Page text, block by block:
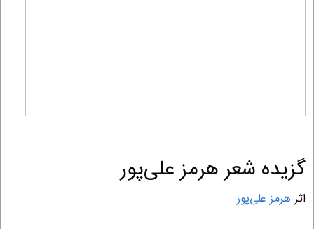
گزیده شعر هرمز علی‌پور
اثرهرمز علی‌پور